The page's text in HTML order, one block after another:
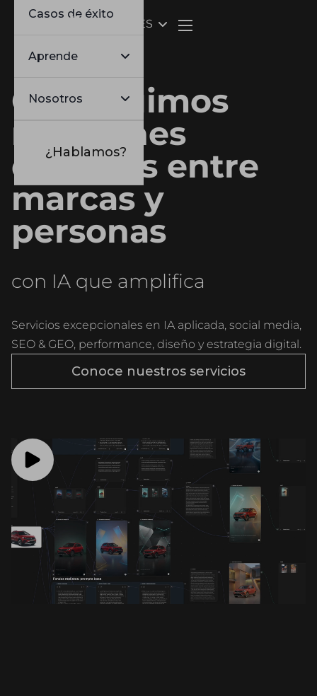
Casos de éxito
Aprende
Nosotros
¿Hablamos?
ES
Construimos
relaciones
digitales entre
marcas y
personas
con IA que amplifica
Servicios excepcionales en IA aplicada, social media,
SEO & GEO, performance, diseño y estrategia digital.
Conoce nuestros servicios